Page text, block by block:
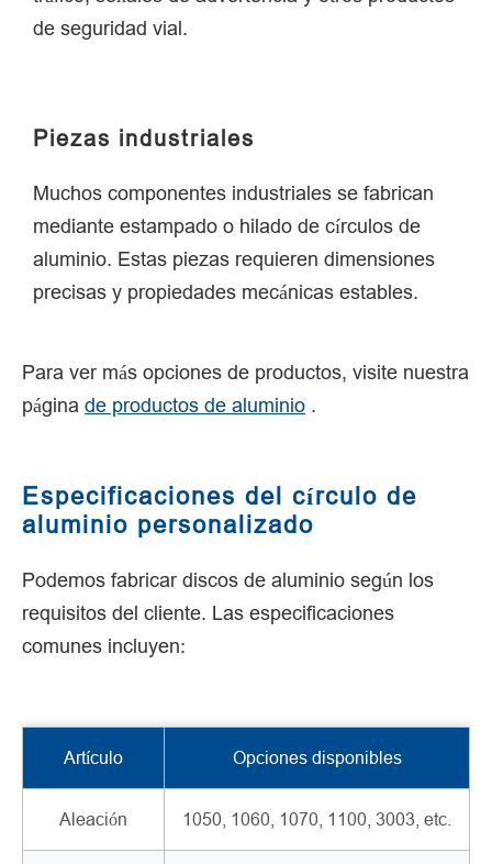
de seguridad vial.
Piezas industriales
Muchos componentes industriales se fabrican
mediante estampado o hilado de círculos de
aluminio. Estas piezas requieren dimensiones
precisas y propiedades mecánicas estables.
Para ver más opciones de productos, visite nuestra
página de productos de aluminio .
Especificaciones del círculo de
aluminio personalizado
Podemos fabricar discos de aluminio según los
requisitos del cliente. Las especificaciones
comunes incluyen:
Artículo Opciones disponibles
Aleación 1050, 1060, 1070, 1100, 3003, etc.